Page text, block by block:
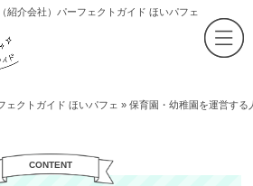
紹介会社）パーフェクトガイド ほいパフェ
ェクトガイド ほいパフェ » 保育園・幼稚園を運営する